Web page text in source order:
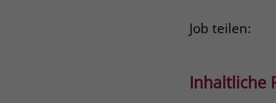
Job teilen:
Inhaltliche